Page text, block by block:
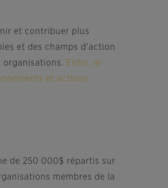
et contribuer plus
et des champs d’action
organisations. Enfin, le
et actions
de 250 000$ répartis sur
membres de la